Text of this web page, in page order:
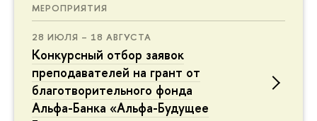
МЕРОПРИЯТИЯ
28 ИЮЛЯ – 18 АВГУСТА
Конкурсный отбор заявок
преподавателей на грант от
благотворительного фонда
Альфа-Банка «Альфа-Будущее